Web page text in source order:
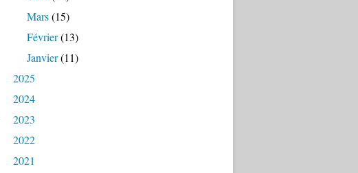
Mars(15)
Février(13)
Janvier(11)
2025
2024
2023
2022
2021